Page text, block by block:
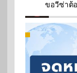
ขอวีซ่าต้